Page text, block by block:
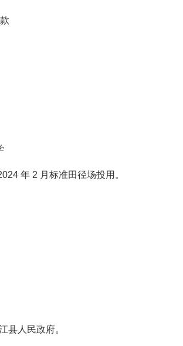
年 2 月标准田径场投用。
县人民政府。